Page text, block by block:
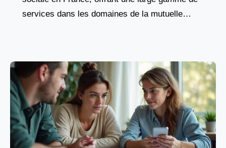
services dans les domaines de la mutuelle